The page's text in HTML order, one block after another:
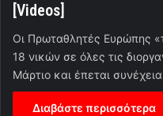
[Videos]
Οι Πρωταθλητές Ευρώπης
18 νικών σε όλες τις
Μάρτιο και έπεται συνέχεια
Διαβάστε περισσότερα